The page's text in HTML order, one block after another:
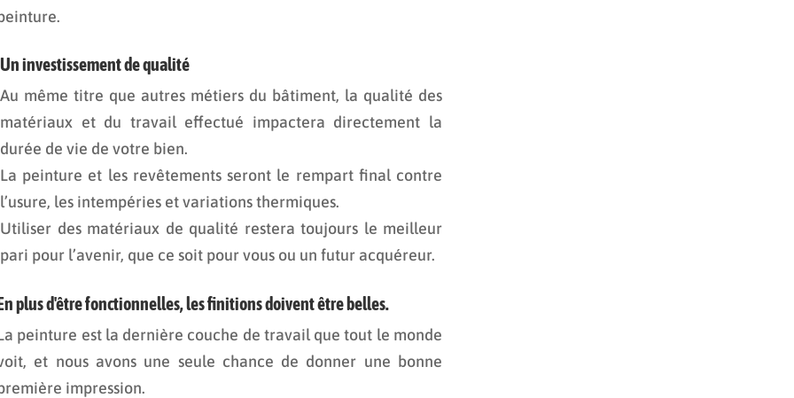
Un investissement de qualité
Au même titre que autres métiers du bâtiment, la qualité des
matériaux et du travail effectué impactera directement la
durée de vie de votre bien.
La peinture et les revêtements seront le rempart final contre
l’usure, les intempéries et variations thermiques.
Utiliser des matériaux de qualité restera toujours le meilleur
pari pour l’avenir, que ce soit pour vous ou un futur acquéreur.
plus d'être fonctionnelles, les finitions doivent être belles.
peinture est la dernière couche de travail que tout le monde
et nous avons une seule chance de donner une bonne
impression.